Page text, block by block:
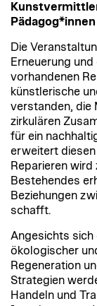
Die
Erneuerung
vorhandenen
künstlerische
verstanden, die
zirkulären
für ein
erweitert
Reparieren
Bestehendes
Beziehungen
schafft.
Angesichts sich
ökologischer
Regeneration
Strategien
Handeln und